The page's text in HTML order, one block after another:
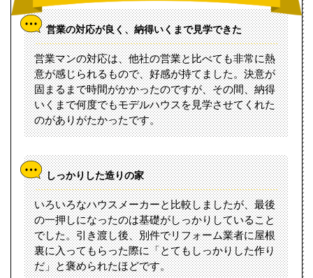
営業の対応が良く、納得いくまで見学できた
営業マンの対応は、他社の営業と比べても非常に熱
意が感じられるもので、好感が持てました。決意が
固まるまで時間がかかったのですが、その間、納得
いくまで何度でもモデルハウスを見学させてくれた
のがありがたかったです。
しっかりした造りの家
いろいろなハウスメーカーと比較しましたが、最後
の一押しになったのは基礎がしっかりしていること
でした。引き渡し後、別件でリフォーム業者に屋根
裏に入ってもらった際に「とてもしっかりした作り
だ」と褒められたほどです。